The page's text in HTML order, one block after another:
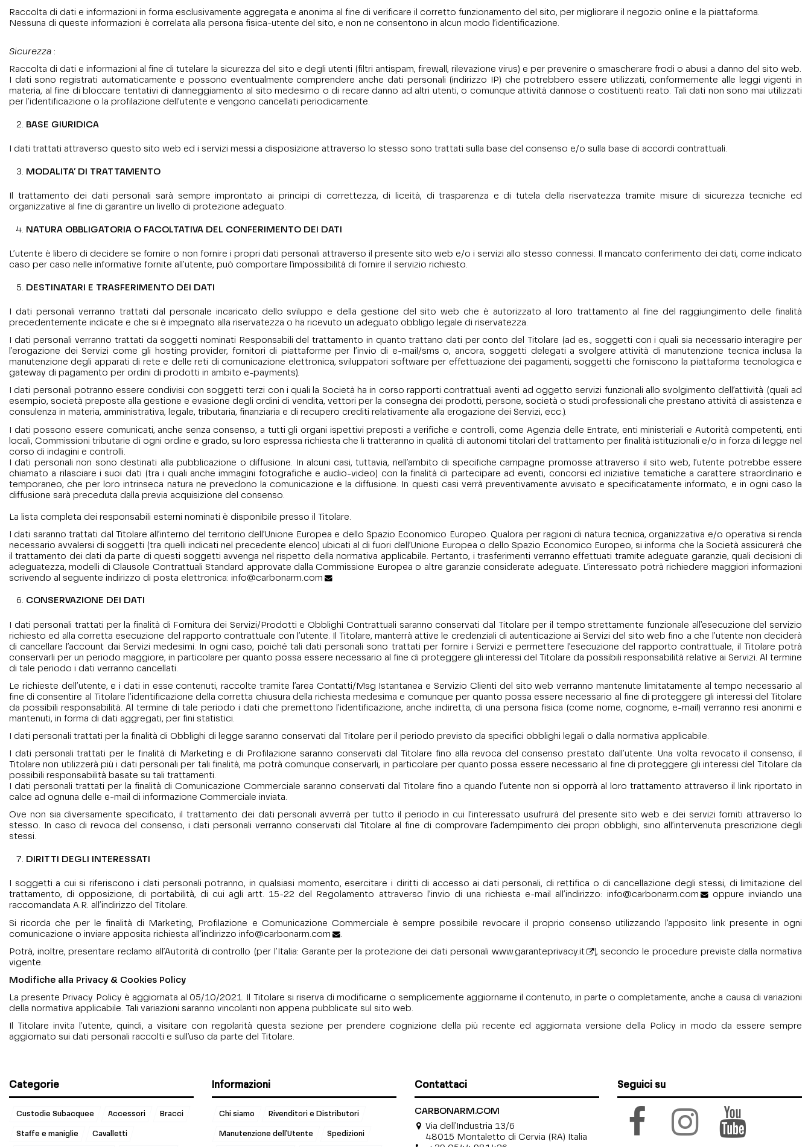
Raccolta di dati e informazioni in forma esclusivamente aggregata e anonima al fine di verificare il corretto funzionamento del sito, per migliorare il negozio online e la piattaforma.
Nessuna di queste informazioni è correlata alla persona fisica-utente del sito, e non ne consentono in alcun modo l’identificazione.
Sicurezza :
Raccolta di dati e informazioni al fine di tutelare la sicurezza del sito e degli utenti (filtri antispam, firewall, rilevazione virus) e per prevenire o smascherare frodi o abusi a danno del sito web.
I dati sono registrati automaticamente e possono eventualmente comprendere anche dati personali (indirizzo IP) che potrebbero essere utilizzati, conformemente alle leggi vigenti in
materia, al fine di bloccare tentativi di danneggiamento al sito medesimo o di recare danno ad altri utenti, o comunque attività dannose o costituenti reato. Tali dati non sono mai utilizzati
per l’identificazione o la profilazione dell’utente e vengono cancellati periodicamente.
BASE GIURIDICA
I dati trattati attraverso questo sito web ed i servizi messi a disposizione attraverso lo stesso sono trattati sulla base del consenso e/o sulla base di accordi contrattuali.
MODALITA’ DI TRATTAMENTO
Il trattamento dei dati personali sarà sempre improntato ai principi di correttezza, di liceità, di trasparenza e di tutela della riservatezza tramite misure di sicurezza tecniche ed
organizzative al fine di garantire un livello di protezione adeguato.
NATURA OBBLIGATORIA O FACOLTATIVA DEL CONFERIMENTO DEI DATI
L’utente è libero di decidere se fornire o non fornire i propri dati personali attraverso il presente sito web e/o i servizi allo stesso connessi. Il mancato conferimento dei dati, come indicato
caso per caso nelle informative fornite all’utente, può comportare l'impossibilità di fornire il servizio richiesto.
DESTINATARI E TRASFERIMENTO DEI DATI
I dati personali verranno trattati dal personale incaricato dello sviluppo e della gestione del sito web che è autorizzato al loro trattamento al fine del raggiungimento delle finalità
precedentemente indicate e che si è impegnato alla riservatezza o ha ricevuto un adeguato obbligo legale di riservatezza.
I dati personali verranno trattati da soggetti nominati Responsabili del trattamento in quanto trattano dati per conto del Titolare (ad es., soggetti con i quali sia necessario interagire per
l'erogazione dei Servizi come gli hosting provider, fornitori di piattaforme per l’invio di e-mail/sms o, ancora, soggetti delegati a svolgere attività di manutenzione tecnica inclusa la
manutenzione degli apparati di rete e delle reti di comunicazione elettronica, sviluppatori software per effettuazione dei pagamenti, soggetti che forniscono la piattaforma tecnologica e
gateway di pagamento per ordini di prodotti in ambito e-payments).
I dati personali potranno essere condivisi con soggetti terzi con i quali la Società ha in corso rapporti contrattuali aventi ad oggetto servizi funzionali allo svolgimento dell’attività (quali ad
esempio, società preposte alla gestione e evasione degli ordini di vendita, vettori per la consegna dei prodotti, persone, società o studi professionali che prestano attività di assistenza e
consulenza in materia, amministrativa, legale, tributaria, finanziaria e di recupero crediti relativamente alla erogazione dei Servizi, ecc.).
I dati possono essere comunicati, anche senza consenso, a tutti gli organi ispettivi preposti a verifiche e controlli, come Agenzia delle Entrate, enti ministeriali e Autorità competenti, enti
locali, Commissioni tributarie di ogni ordine e grado, su loro espressa richiesta che li tratteranno in qualità di autonomi titolari del trattamento per finalità istituzionali e/o in forza di legge nel
corso di indagini e controlli.
I dati personali non sono destinati alla pubblicazione o diffusione. In alcuni casi, tuttavia, nell’ambito di specifiche campagne promosse attraverso il sito web, l’utente potrebbe essere
chiamato a rilasciare i suoi dati (tra i quali anche immagini fotografiche e audio-video) con la finalità di partecipare ad eventi, concorsi ed iniziative tematiche a carattere straordinario e
temporaneo, che per loro intrinseca natura ne prevedono la comunicazione e la diffusione. In questi casi verrà preventivamente avvisato e specificatamente informato, e in ogni caso la
diffusione sarà preceduta dalla previa acquisizione del consenso.
La lista completa dei responsabili esterni nominati è disponibile presso il Titolare.
I dati saranno trattati dal Titolare all’interno del territorio dell’Unione Europea e dello Spazio Economico Europeo. Qualora per ragioni di natura tecnica, organizzativa e/o operativa si renda
necessario avvalersi di soggetti (tra quelli indicati nel precedente elenco) ubicati al di fuori dell’Unione Europea o dello Spazio Economico Europeo, si informa che la Società assicurerà che
il trattamento dei dati da parte di questi soggetti avvenga nel rispetto della normativa applicabile. Pertanto, i trasferimenti verranno effettuati tramite adeguate garanzie, quali decisioni di
adeguatezza, modelli di Clausole Contrattuali Standard approvate dalla Commissione Europea o altre garanzie considerate adeguate. L’interessato potrà richiedere maggiori informazioni
scrivendo al seguente indirizzo di posta elettronica: info@carbonarm.com
CONSERVAZIONE DEI DATI
I dati personali trattati per la finalità di Fornitura dei Servizi/Prodotti e Obblighi Contrattuali saranno conservati dal Titolare per il tempo strettamente funzionale all'esecuzione del servizio
richiesto ed alla corretta esecuzione del rapporto contrattuale con l’utente. Il Titolare, manterrà attive le credenziali di autenticazione ai Servizi del sito web fino a che l’utente non deciderà
di cancellare l’account dai Servizi medesimi. In ogni caso, poiché tali dati personali sono trattati per fornire i Servizi e permettere l’esecuzione del rapporto contrattuale, il Titolare potrà
conservarli per un periodo maggiore, in particolare per quanto possa essere necessario al fine di proteggere gli interessi del Titolare da possibili responsabilità relative ai Servizi. Al termine
di tale periodo i dati verranno cancellati.
Le richieste dell’utente, e i dati in esse contenuti, raccolte tramite l’area Contatti/Msg Istantanea e Servizio Clienti del sito web verranno mantenute limitatamente al tempo necessario al
fine di consentire al Titolare l’identificazione della corretta chiusura della richiesta medesima e comunque per quanto possa essere necessario al fine di proteggere gli interessi del Titolare
da possibili responsabilità. Al termine di tale periodo i dati che premettono l’identificazione, anche indiretta, di una persona fisica (come nome, cognome, e-mail) verranno resi anonimi e
mantenuti, in forma di dati aggregati, per fini statistici.
I dati personali trattati per la finalità di Obblighi di legge saranno conservati dal Titolare per il periodo previsto da specifici obblighi legali o dalla normativa applicabile.
I dati personali trattati per le finalità di Marketing e di Profilazione saranno conservati dal Titolare fino alla revoca del consenso prestato dall’utente. Una volta revocato il consenso, il
Titolare non utilizzerà più i dati personali per tali finalità, ma potrà comunque conservarli, in particolare per quanto possa essere necessario al fine di proteggere gli interessi del Titolare da
possibili responsabilità basate su tali trattamenti.
I dati personali trattati per la finalità di Comunicazione Commerciale saranno conservati dal Titolare fino a quando l’utente non si opporrà al loro trattamento attraverso il link riportato in
calce ad ognuna delle e-mail di informazione Commerciale inviata.
Ove non sia diversamente specificato, il trattamento dei dati personali avverrà per tutto il periodo in cui l’interessato usufruirà del presente sito web e dei servizi forniti attraverso lo
stesso. In caso di revoca del consenso, i dati personali verranno conservati dal Titolare al fine di comprovare l’adempimento dei propri obblighi, sino all’intervenuta prescrizione degli
stessi.
DIRITTI DEGLI INTERESSATI
I soggetti a cui si riferiscono i dati personali potranno, in qualsiasi momento, esercitare i diritti di accesso ai dati personali, di rettifica o di cancellazione degli stessi, di limitazione del
trattamento, di opposizione, di portabilità, di cui agli artt. 15-22 del Regolamento attraverso l’invio di una richiesta e-mail all’indirizzo: info@carbonarm.com
oppure inviando una
raccomandata A.R. all’indirizzo del Titolare.
Si ricorda che per le finalità di Marketing, Profilazione e Comunicazione Commerciale è sempre possibile revocare il proprio consenso utilizzando l’apposito link presente in ogni
comunicazione o inviare apposita richiesta all’indirizzo info@carbonarm.com
Potrà, inoltre, presentare reclamo all’Autorità di controllo (per l’Italia: Garante per la protezione dei dati personali www.garanteprivacy.it
), secondo le procedure previste dalla normativa
vigente.
Modifiche alla Privacy & Cookies Policy
La presente Privacy Policy è aggiornata al 05/10/2021. Il Titolare si riserva di modificarne o semplicemente aggiornarne il contenuto, in parte o completamente, anche a causa di variazioni
della normativa applicabile. Tali variazioni saranno vincolanti non appena pubblicate sul sito web.
Il Titolare invita l’utente, quindi, a visitare con regolarità questa sezione per prendere cognizione della più recente ed aggiornata versione della Policy in modo da essere sempre
aggiornato sui dati personali raccolti e sull'uso da parte del Titolare.
Categorie
Custodie Subacquee Accessori Bracci
Staffe e maniglie Cavalletti
Informazioni
Chi siamo Rivenditori e Distributori
Manutenzione dell'Utente Spedizioni
Contattaci
CARBONARM.COM
Via dell'Industria 13/6
48015 Montaletto di Cervia (RA) Italia
Seguici su